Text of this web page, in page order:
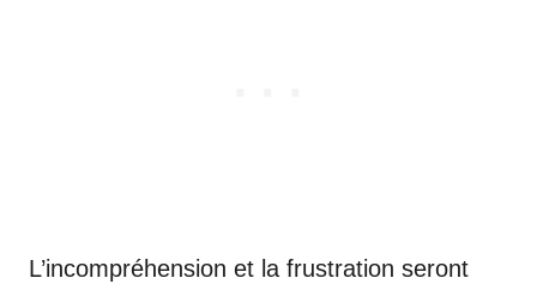
L’incompréhension et la frustration seront